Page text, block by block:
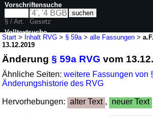
Start > Inhalt RVG > § 59a >alle Fassungen >
13.12.2019
Änderung§ 59a RVG vom
Ähnliche Seiten:weitere Fassungen von
Änderungshistorie des RVG
Hervorhebungen: alter Text , neuer Text
Vorschriftensuche
§ / Art.
Gesetz
Volltextsuche